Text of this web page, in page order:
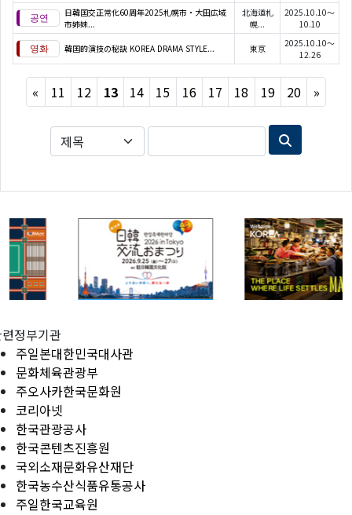
日韓国交正常化60周年2025札幌市・大田広域
市姉妹...
北海道札
幌...
2025.10.10～
10.10
韓国的演技の秘訣 KOREA DRAMA STYLE... 東京
2025.10.10～
12.26
« Previous
11 12 13 14 15 16 17 18 19 20 »Next
정부기관
주일본대한민국대사관
문화체육관광부
주오사카한국문화원
코리아넷
한국관광공사
한국콘텐츠진흥원
국외소재문화유산재단
한국농수산식품유통공사
주일한국교육원